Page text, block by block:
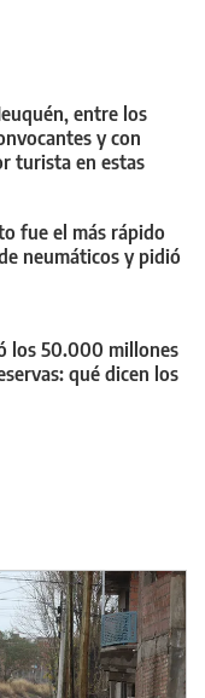
entre los
y con
turista en estas
fue el más rápido
neumáticos y pidió
los 50.000 millones
qué dicen los